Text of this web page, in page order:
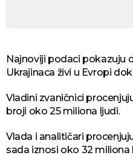
Najnoviji podaci pokazuju
Ukrajinaca živi u Evropi
Vladini zvaničnici
broji oko 25 miliona ljudi.
Vlada i analitičari
sada iznosi oko 32 miliona